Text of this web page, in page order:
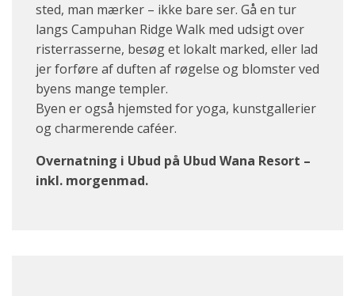
sted, man mærker – ikke bare ser. Gå en tur
langs Campuhan Ridge Walk med udsigt over
risterrasserne, besøg et lokalt marked, eller lad
jer forføre af duften af røgelse og blomster ved
byens mange templer.
Byen er også hjemsted for yoga, kunstgallerier
og charmerende caféer.
Overnatning i Ubud på Ubud Wana Resort –
inkl. morgenmad.